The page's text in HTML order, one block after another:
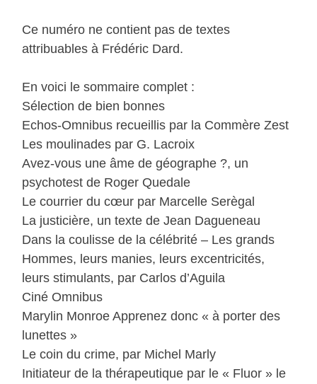
Ce numéro ne contient pas de textes
attribuables à Frédéric Dard.
En voici le sommaire complet :
Sélection de bien bonnes
Echos-Omnibus recueillis par la Commère Zest
Les moulinades par G. Lacroix
Avez-vous une âme de géographe ?, un
psychotest de Roger Quedale
Le courrier du cœur par Marcelle Serègal
La justicière, un texte de Jean Dagueneau
Dans la coulisse de la célébrité – Les grands
Hommes, leurs manies, leurs excentricités,
leurs stimulants, par Carlos d’Aguila
Ciné Omnibus
Marylin Monroe Apprenez donc « à porter des
lunettes »
Le coin du crime, par Michel Marly
Initiateur de la thérapeutique par le « Fluor » le